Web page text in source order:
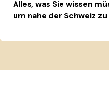
Alles, was Sie wissen
um nahe der Schweiz